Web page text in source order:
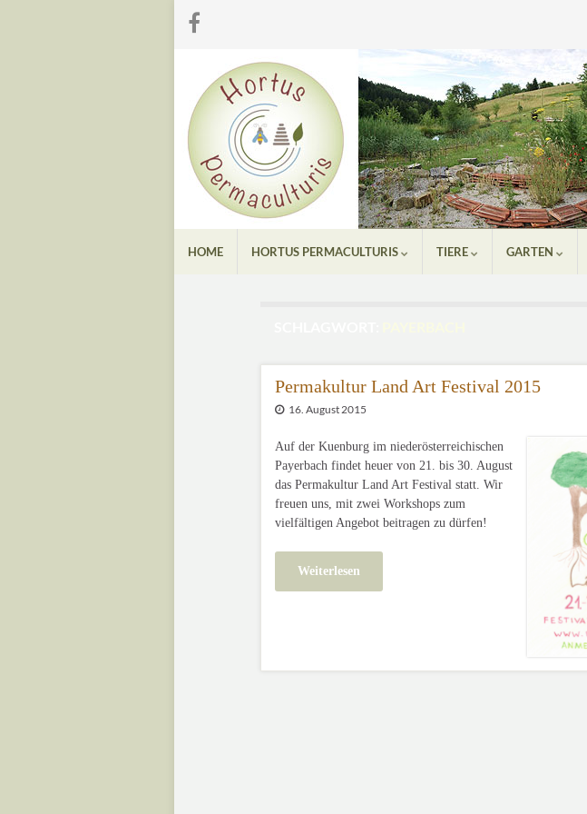
HOME HORTUS PERMACULTURIS TIERE GARTEN
Permakultur Land Art Festival 2015
16. August 2015
Auf der Kuenburg im niederösterreichischen
Payerbach findet heuer von 21. bis 30. August
das Permakultur Land Art Festival statt. Wir
freuen uns, mit zwei Workshops zum
vielfältigen Angebot beitragen zu dürfen!
Weiterlesen